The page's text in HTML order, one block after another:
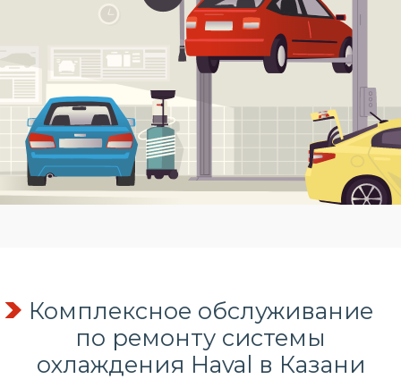
Комплексное обслуживание
по ремонту системы
охлаждения Haval в Казани